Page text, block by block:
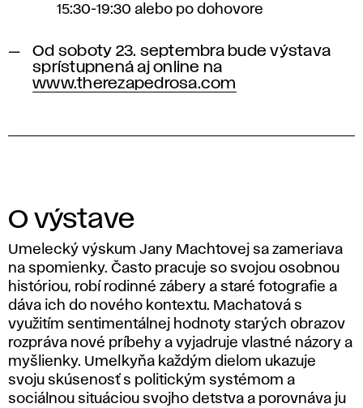
15:30-19:30 alebo po dohovore
Od soboty 23. septembra bude výstava
sprístupnená aj online na
www.therezapedrosa.com
O výstave
Umelecký výskum Jany Machtovej sa zameriava
na spomienky. Často pracuje so svojou osobnou
históriou, robí rodinné zábery a staré fotografie a
dáva ich do nového kontextu. Machatová s
využitím sentimentálnej hodnoty starých obrazov
rozpráva nové príbehy a vyjadruje vlastné názory a
myšlienky. Umelkyňa každým dielom ukazuje
svoju skúsenosť s politickým systémom a
sociálnou situáciou svojho detstva a porovnáva ju